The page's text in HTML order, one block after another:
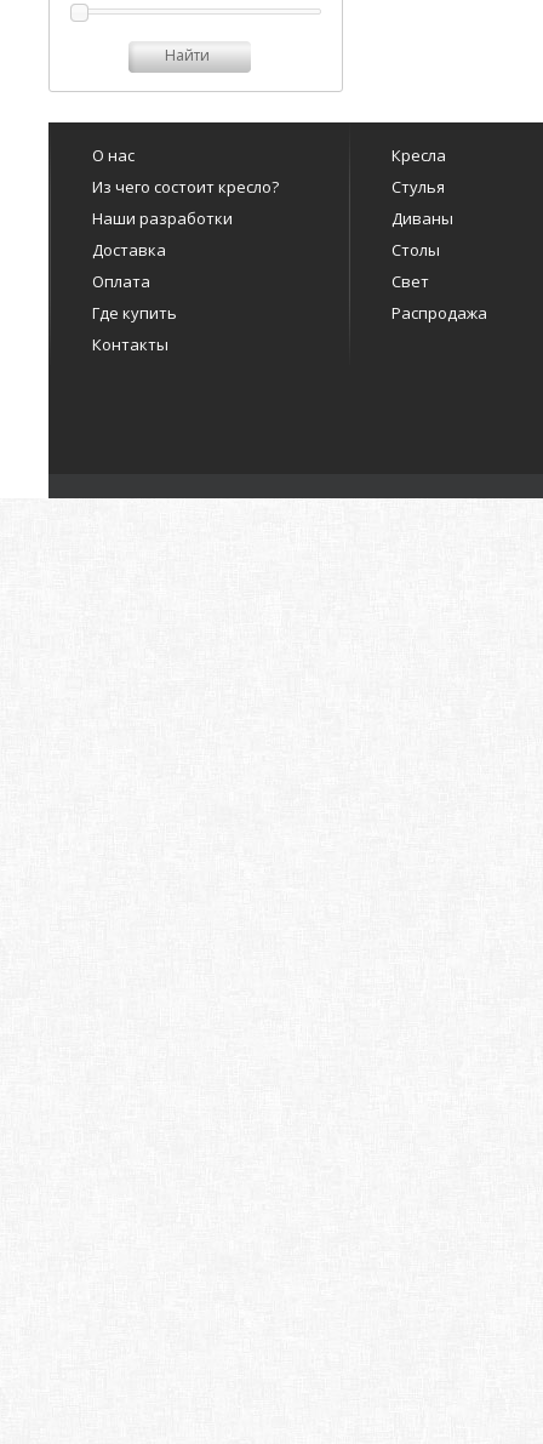
Найти
О нас
Из чего состоит кресло?
Наши разработки
Доставка
Оплата
Где купить
Контакты
Кресла
Стулья
Диваны
Столы
Свет
Распродажа